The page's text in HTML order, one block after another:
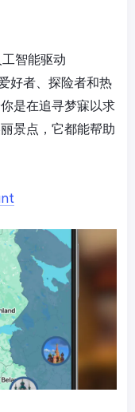
智能驱动
好者、探险者和热
是在追寻梦寐以求
景点，它都能帮助